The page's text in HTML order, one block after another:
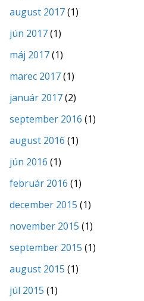
august 2017(1)
jún 2017(1)
máj 2017(1)
marec 2017(1)
január 2017(2)
september 2016 (1)
august 2016 (1)
jún 2016 (1)
február 2016 (1)
december 2015 (1)
november 2015 (1)
september 2015 (1)
august 2015 (1)
júl 2015 (1)